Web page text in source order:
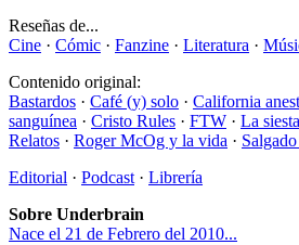
Reseñas de...
Cine · Cómic · Fanzine · Literatura ·
Contenido original:
Bastardos · Café (y) solo · California
sanguínea · Cristo Rules · FTW · La
Relatos · Roger McOg y la vida ·
Editorial · Podcast · Librería
Sobre Underbrain
Nace el 21 de Febrero del 2010...